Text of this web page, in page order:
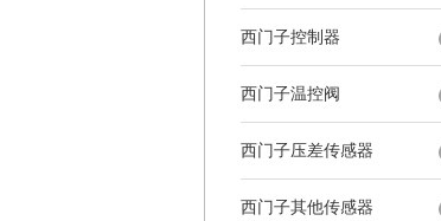
西门子控制器
西门子温控阀
西门子压差传感器
西门子其他传感器